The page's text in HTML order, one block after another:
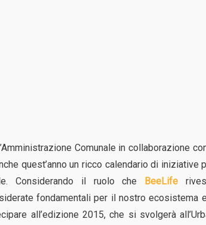
Comunale in collaborazione
quest’anno un ricco calendario di iniziative
Considerando il ruolo che BeeLife
fondamentali per il nostro ecosistema
all’edizione 2015, che si svolgerà